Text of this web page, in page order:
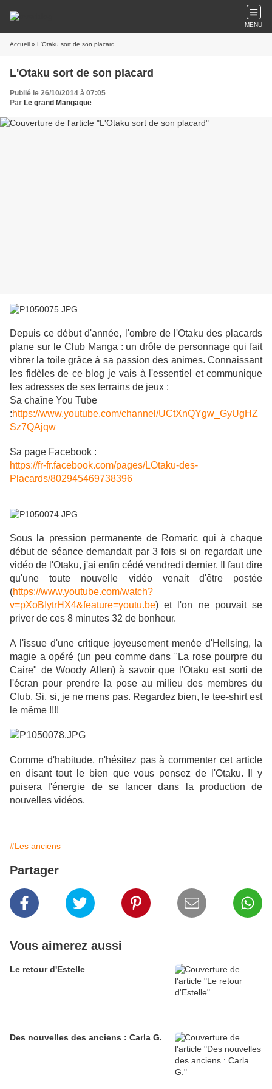
MENU
Accueil » L'Otaku sort de son placard
L'Otaku sort de son placard
Publié le 26/10/2014 à 07:05
Par Le grand Mangaque
Depuis ce début d'année, l'ombre de l'Otaku des placards
plane sur le Club Manga : un drôle de personnage qui fait
vibrer la toile grâce à sa passion des animes. Connaissant
les fidèles de ce blog je vais à l'essentiel et communique
les adresses de ses terrains de jeux :
Sa chaîne You Tube
:https://www.youtube.com/channel/UCtXnQYgw_GyUgHZ
Sz7QAjqw
Sa page Facebook :
https://fr-fr.facebook.com/pages/LOtaku-des-
Placards/802945469738396
Sous la pression permanente de Romaric qui à chaque
début de séance demandait par 3 fois si on regardait une
vidéo de l'Otaku, j'ai enfin cédé vendredi dernier. Il faut dire
qu'une toute nouvelle vidéo venait d'être postée
(https://www.youtube.com/watch?
v=pXoBIytrHX4&feature=youtu.be) et l'on ne pouvait se
priver de ces 8 minutes 32 de bonheur.
A l'issue d'une critique joyeusement menée d'Hellsing, la
magie a opéré (un peu comme dans "La rose pourpre du
Caire" de Woody Allen) à savoir que l'Otaku est sorti de
l'écran pour prendre la pose au milieu des membres du
Club. Si, si, je ne mens pas. Regardez bien, le tee-shirt est
le même !!!!
Comme d'habitude, n'hésitez pas à commenter cet article
en disant tout le bien que vous pensez de l'Otaku. Il y
puisera l'énergie de se lancer dans la production de
nouvelles vidéos.
#Les anciens
Partager
Vous aimerez aussi
Le retour d'Estelle
Des nouvelles des anciens : Carla G.